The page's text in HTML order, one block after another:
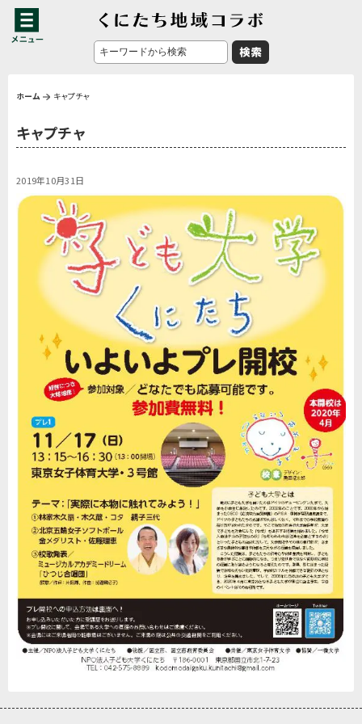
ホーム キャプチャ
キャプチャ
2019年10月31日